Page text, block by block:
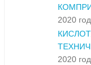
2020 год
2020 год